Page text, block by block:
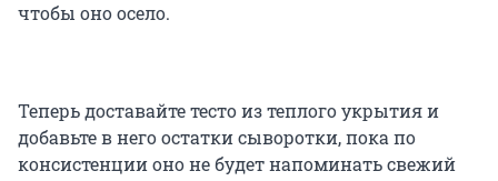
чтобы оно осело.
Теперь доставайте тесто из теплого укрытия и
добавьте в него остатки сыворотки, пока по
консистенции оно не будет напоминать свежий